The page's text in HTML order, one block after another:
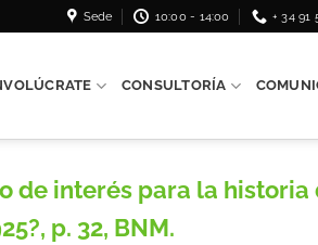
Sede 10:00 - 14:00 + 34 91
CONSULTORÍA
de interés para la
p. 32, BNM.